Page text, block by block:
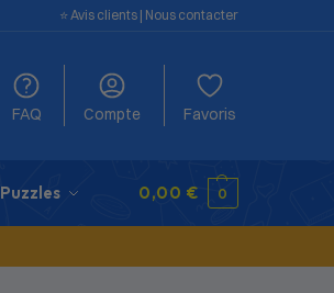
⭐️ Avis clients | Nous contacter
FAQ Compte Favoris
Puzzles 0,00 € 0